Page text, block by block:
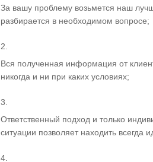
За вашу проблему возьмется наш
разбирается в необходимом вопросе;
Вся полученная информация от
никогда и ни при каких условиях;
Ответственный подход и только
ситуации позволяет находить всегда